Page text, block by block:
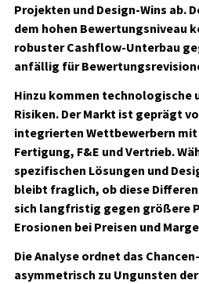
Projekten und Design-Wins ab.
dem hohen Bewertungsniveau
robuster Cashflow-Unterbau
anfällig für
Hinzu kommen technologische
Risiken. Der Markt ist geprägt
integrierten Wettbewerbern
Fertigung, F&E und Vertrieb.
spezifischen Lösungen und
bleibt fraglich, ob diese
sich langfristig gegen größere
Erosionen bei Preisen und
Die Analyse ordnet das
asymmetrisch zu Ungunsten